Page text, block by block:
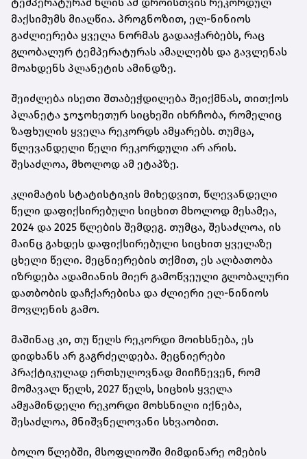
მაქსიმუმს მიაღწია. პროგნოზით, ელ-ნინიოს
გაძლიერება ყველა ნორმას გადააჭარბებს, რაც
გლობალურ ტემპერატურას ამაღლებს და გავლენას
მოახდენს პლანეტის ამინდზე.
შეიძლება ისეთი შთაბეჭდილება შეიქმნას, თითქოს
პლანეტა ჯოჯოხეთურ სიცხეში იხრჩობა, რომელიც
ზაფხულის ყველა რეკორდს ამყარებს. თუმცა,
წლევანდელი წელი რეკორდული არ არის.
შესაძლოა, მხოლოდ ამ ეტაპზე.
კლიმატის სტატისტიკის მიხედვით, წლევანდელი
წელი დაფიქსირებული სიცხით მხოლოდ მესამეა,
2024 და 2025 წლების შემდეგ. თუმცა, შესაძლოა, ის
მაინც გახდეს დაფიქსირებული სიცხით ყველაზე
ცხელი წელი. მეცნიერების თქმით, ეს ალბათობა
იზრდება ადამიანის მიერ გამოწვეული გლობალური
დათბობის დაჩქარებისა და ძლიერი ელ-ნინიოს
მოვლენის გამო.
მაშინაც კი, თუ წელს რეკორდი მოიხსნება, ეს
დიდხანს არ გაგრძელდება. მეცნიერები
პრაქტიკულად ერთსულოვნად მიიჩნევენ, რომ
მომავალ წელს, 2027 წელს, სიცხის ყველა
ამჟამინდელი რეკორდი მოხსნილი იქნება,
შესაძლოა, მნიშვნელოვანი სხვაობით.
ბოლო წლებში, მსოფლიოში მიმდინარე ომების